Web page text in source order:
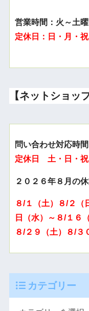
営業時間：火～土
定休日：日・月・祝
【ネットショッ
問い合わせ対応時
定休日 土・日・祝
２０２６年８月の休
８/１（土）８/２（
日（水）～８/１６
８/２９（土）８/３
カテゴリー